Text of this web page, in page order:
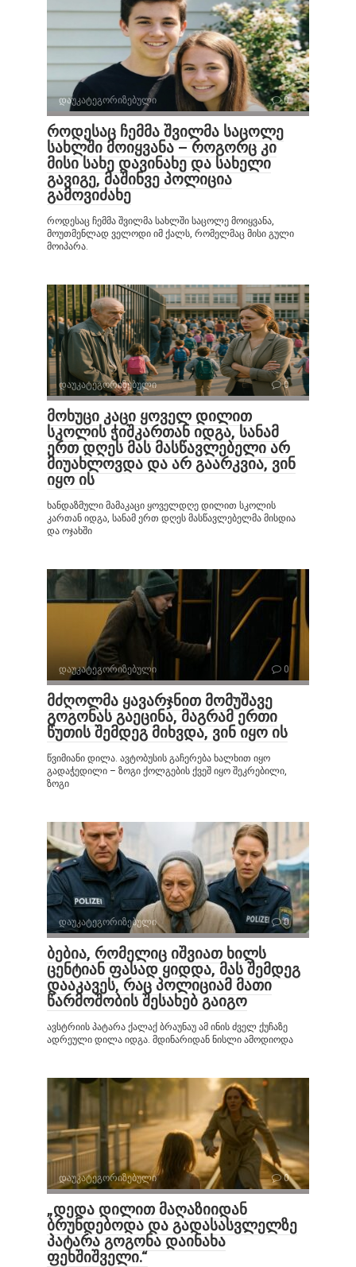
დაუკატეგორიზებული 0
როდესაც ჩემმა შვილმა საცოლე
სახლში მოიყვანა – როგორც კი
მისი სახე დავინახე და სახელი
გავიგე, მაშინვე პოლიცია
გამოვიძახე
როდესაც ჩემმა შვილმა სახლში საცოლე მოიყვანა,
მოუთმენლად ველოდი იმ ქალს, რომელმაც მისი გული
მოიპარა.
დაუკატეგორიზებული 0
მოხუცი კაცი ყოველ დილით
სკოლის ჭიშკართან იდგა, სანამ
ერთ დღეს მას მასწავლებელი არ
მიუახლოვდა და არ გაარკვია, ვინ
იყო ის
ხანდაზმული მამაკაცი ყოველდღე დილით სკოლის
კართან იდგა, სანამ ერთ დღეს მასწავლებელმა მისდია
და ოჯახში
დაუკატეგორიზებული 0
მძღოლმა ყავარჯნით მომუშავე
გოგონას გაეცინა, მაგრამ ერთი
წუთის შემდეგ მიხვდა, ვინ იყო ის
წვიმიანი დილა. ავტობუსის გაჩერება ხალხით იყო
გადაჭედილი – ზოგი ქოლგების ქვეშ იყო შეკრებილი,
ზოგი
დაუკატეგორიზებული 0
ბებია, რომელიც იშვიათ ხილს
ცენტიან ფასად ყიდდა, მას შემდეგ
დააკავეს, რაც პოლიციამ მათი
წარმოშობის შესახებ გაიგო
ავსტრიის პატარა ქალაქ ბრაუნაუ ამ ინის ძველ ქუჩაზე
ადრეული დილა იდგა. მდინარიდან ნისლი ამოდიოდა
დაუკატეგორიზებული 0
„დედა დილით მაღაზიიდან
ბრუნდებოდა და გადასასვლელზე
პატარა გოგონა დაინახა
ფეხშიშველი.“